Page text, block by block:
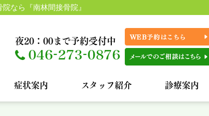
なら『南林間接骨院』
夜20：00まで予約受付中
症状案内 スタッフ紹介 診療案内